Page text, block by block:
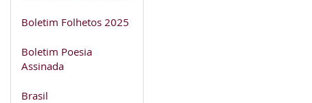
Boletim Folhetos 2025
Boletim Poesia
Assinada
Brasil